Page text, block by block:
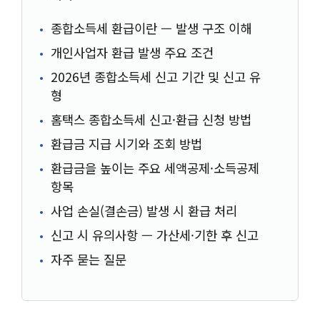
종합소득세 환급이란 — 발생 구조 이해
개인사업자 환급 발생 주요 조건
2026년 종합소득세 신고 기간 및 신고 유
형
홈택스 종합소득세 신고·환급 신청 방법
환급금 지급 시기와 조회 방법
환급금을 높이는 주요 세액공제·소득공제
항목
사업 손실(결손금) 발생 시 환급 처리
신고 시 유의사항 — 가산세·기한 후 신고
자주 묻는 질문